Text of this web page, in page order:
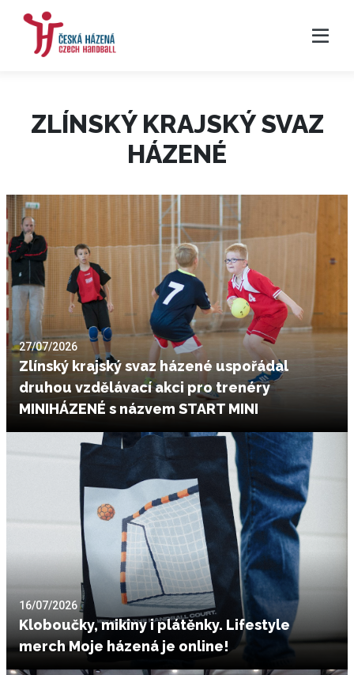
ZLÍNSKÝ KRAJSKÝ SVAZ
HÁZENÉ
27/07/2026
Zlínský krajský svaz házené uspořádal
druhou vzdělávací akci pro trenéry
MINIHÁZENÉ s názvem START MINI
16/07/2026
Kloboučky, mikiny i plátěnky. Lifestyle
merch Moje házená je online!